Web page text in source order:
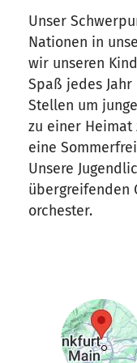
Unser
Nationen in
wir unseren
Spaß jedes
Stellen um
zu einer Heimat
eine
Unsere
übergreifenden
orchester.